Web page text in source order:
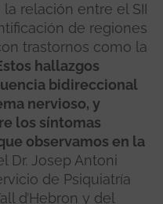
relación entre el SII
de regiones
trastornos como la
hallazgos
bidireccional
nervioso, y
los síntomas
observamos en la
Dr. Josep Antoni
de Psiquiatría
d’Hebron y del